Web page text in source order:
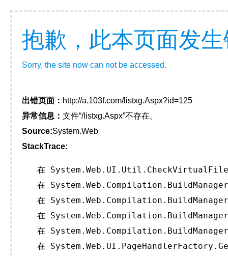
抱歉，此本页面发
Sorry, the site now can not be accessed.
出错页面： http://a.103f.com/listxg.Aspx?id=125
异常信息： 文件“/listxg.Aspx”不存在。
Source:System.Web
StackTrace:
在
在
在
在
在
在